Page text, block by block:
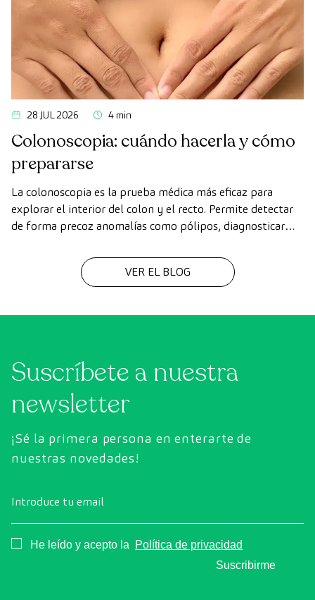
28 JUL 2026 4 min
Colonoscopia: cuándo hacerla y cómo
prepararse
La colonoscopia es la prueba médica más eficaz para
explorar el interior del colon y el recto. Permite detectar
de forma precoz anomalías como pólipos, diagnosticar
VER EL BLOG
Suscríbete a nuestra
newsletter
¡Sé la primera persona en enterarte de
nuestras novedades!
Introduce tu email
Consentimiento
He leído y acepto la
Política de privacidad
Suscribirme